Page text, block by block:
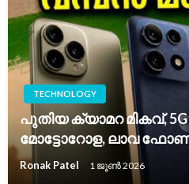
TECHNOLOGY
പുതിയ ക്യാമറ മികവ്,
മോട്ടോറോള, ലാവ
Ronak Patel 1 ജൂൺ 2026